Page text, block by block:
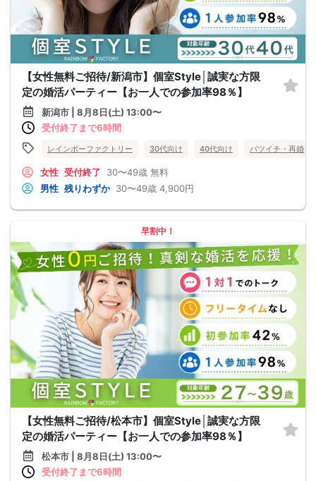
【女性無料ご招待/新潟市】個室Style│誠実な方限
定の婚活パーティー【お一人での参加率98％】
新潟市 | 8月8日(土) 13:00〜
受付終了まで6時間
レインボーファクトリー 30代向け 40代向け バツイチ・再婚
女性 受付終了 30〜49歳 無料
男性 残りわずか 30〜49歳 4,900円
早割中！
【女性無料ご招待/松本市】個室Style│誠実な方限
定の婚活パーティー【お一人での参加率98％】
松本市 | 8月8日(土) 13:00〜
受付終了まで6時間